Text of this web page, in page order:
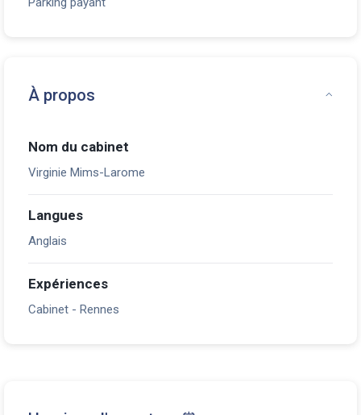
À propos
Nom du cabinet
Virginie Mims-Larome
Langues
Anglais
Expériences
Cabinet - Rennes